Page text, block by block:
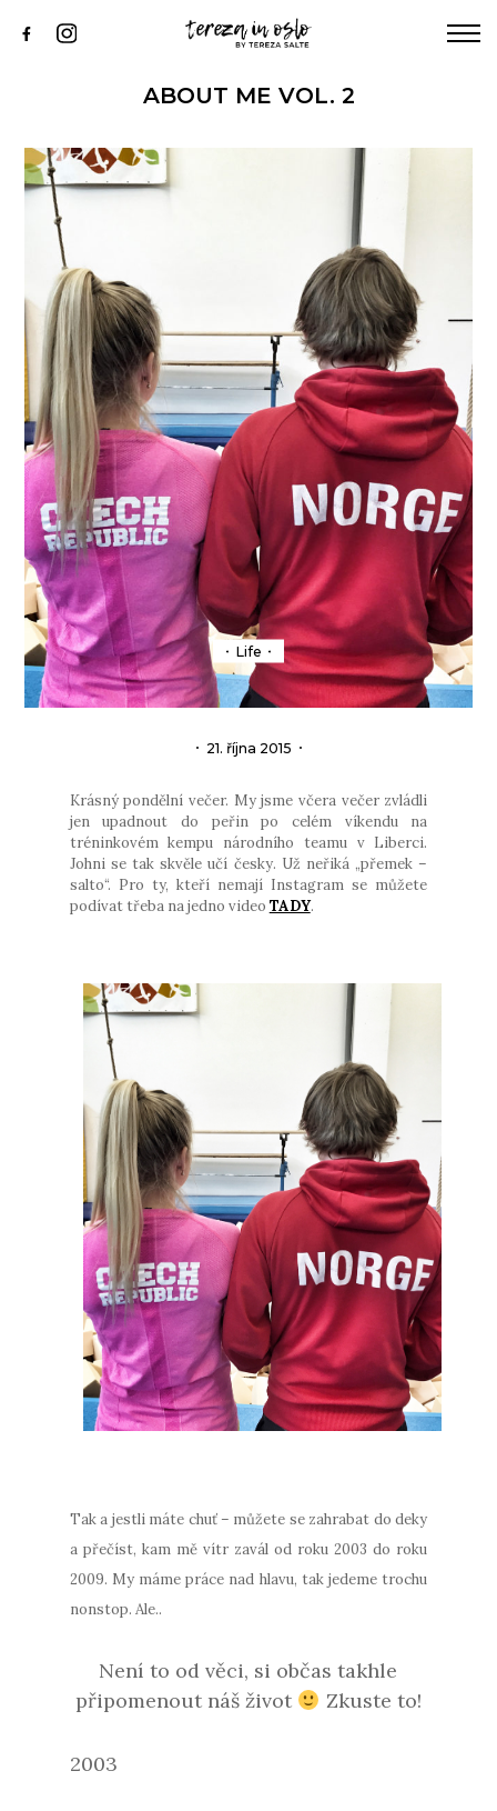
KNIHA
INSTAGRAM
ABOUT ME VOL. 2
Life
21. října 2015
Krásný pondělní večer. My jsme včera večer zvládli
jen upadnout do peřin po celém víkendu na
tréninkovém kempu národního teamu v Liberci.
Johni se tak skvěle učí česky. Už neřiká „přemek –
salto“. Pro ty, kteří nemají Instagram se můžete
podívat třeba na jedno video TADY.
Tak a jestli máte chuť – můžete se zahrabat do deky
a přečíst, kam mě vítr zavál od roku 2003 do roku
2009. My máme práce nad hlavu, tak jedeme trochu
nonstop. Ale..
Není to od věci, si občas takhle
připomenout náš život
Zkuste to!
2003